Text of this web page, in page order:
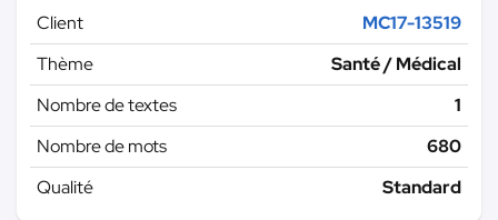
Client
MC17-13519
Thème
Santé / Médical
Nombre de textes
1
Nombre de mots
680
Qualité
Standard